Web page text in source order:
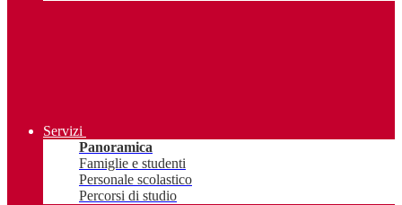
Servizi
Panoramica
Famiglie e studenti
Personale scolastico
Percorsi di studio